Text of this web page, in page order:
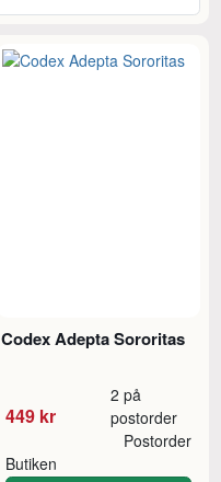
Codex Adepta Sororitas
449 kr
2 på
postorder
Butiken
Postorder